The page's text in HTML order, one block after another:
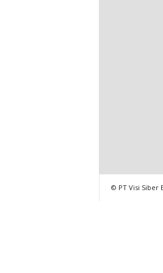
© PT Visi Siber